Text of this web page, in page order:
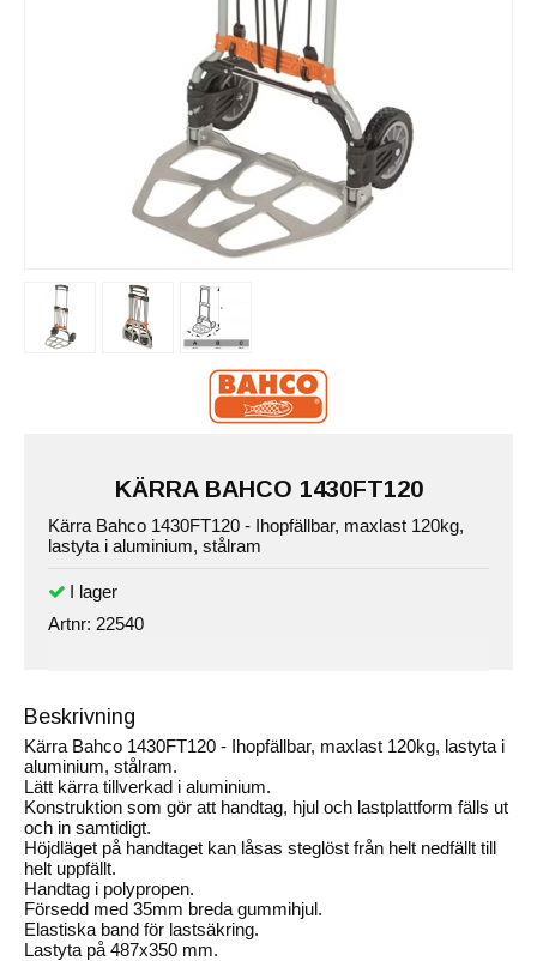
KÄRRA BAHCO 1430FT120
Kärra Bahco 1430FT120 - Ihopfällbar, maxlast 120kg,
lastyta i aluminium, stålram
Artnr: 22540
Beskrivning
Kärra Bahco 1430FT120 - Ihopfällbar, maxlast 120kg, lastyta i
aluminium, stålram.
Lätt kärra tillverkad i aluminium.
Konstruktion som gör att handtag, hjul och lastplattform fälls ut
och in samtidigt.
Höjdläget på handtaget kan låsas steglöst från helt nedfällt till
helt uppfällt.
Handtag i polypropen.
Försedd med 35mm breda gummihjul.
Elastiska band för lastsäkring.
Lastyta på 487x350 mm.